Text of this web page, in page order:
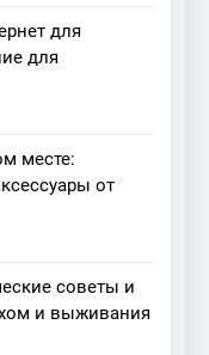
для
для
месте:
от
советы и
и выживания